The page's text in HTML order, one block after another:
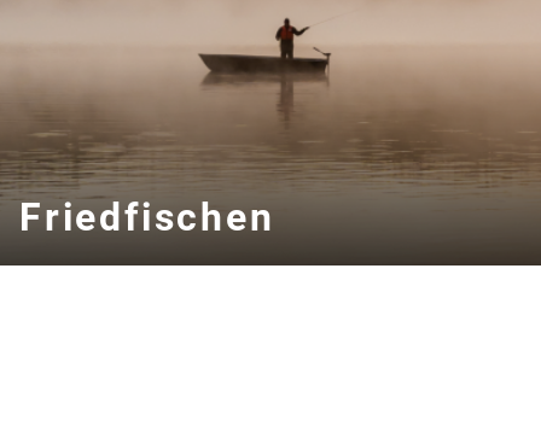
Friedfischen